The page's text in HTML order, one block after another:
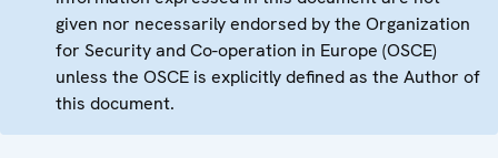
given nor necessarily endorsed by the Organization
for Security and Co-operation in Europe (OSCE)
unless the OSCE is explicitly defined as the Author of
this document.